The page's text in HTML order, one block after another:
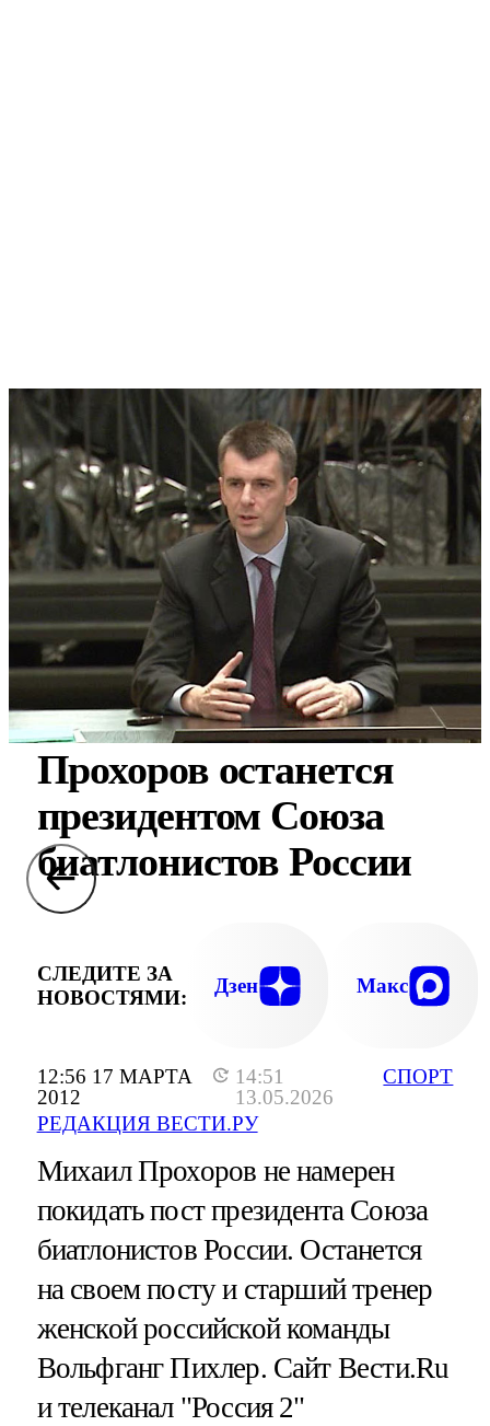
12:56 17 МАРТА
2012
14:51
13.05.2026
РЕДАКЦИЯ ВЕСТИ.РУ
СПОРТ
Прохоров останется
президентом Союза
биатлонистов России
СЛЕДИТЕ ЗА
НОВОСТЯМИ:
Дзен Макс
Михаил Прохоров не намерен
покидать пост президента Союза
биатлонистов России. Останется
на своем посту и старший тренер
женской российской команды
Вольфганг Пихлер. Сайт Вести.Ru
и телеканал "Россия 2"